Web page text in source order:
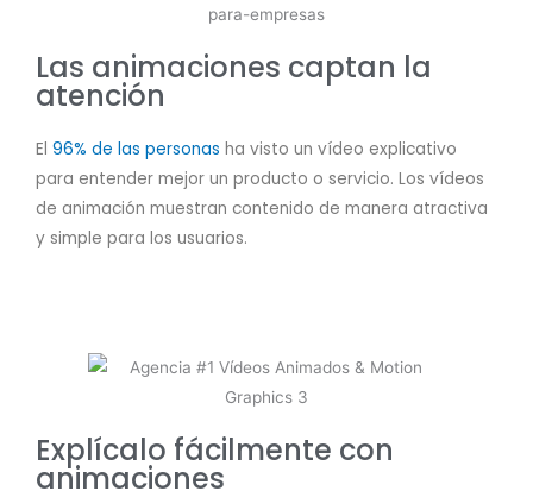
Las animaciones captan la
atención
El 96% de las personas ha visto un vídeo explicativo
para entender mejor un producto o servicio. Los vídeos
de animación muestran contenido de manera atractiva
y simple para los usuarios.
Explícalo fácilmente con
animaciones